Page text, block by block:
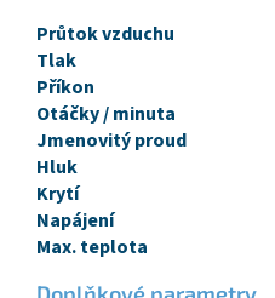
Průtok vzduchu
Tlak
Příkon
Otáčky / minuta
Jmenovitý proud
Hluk
Krytí
Napájení
Max. teplota